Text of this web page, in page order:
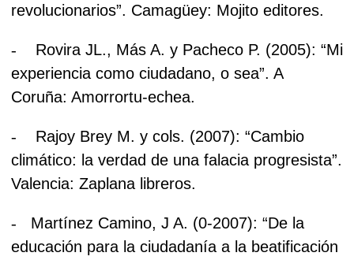
revolucionarios”. Camagüey: Mojito editores.
-
Rovira JL., Más A. y Pacheco P. (2005): “Mi
experiencia como ciudadano, o sea”. A
Coruña: Amorrortu-echea.
-
Rajoy Brey M. y cols. (2007): “Cambio
climático: la verdad de una falacia progresista”.
Valencia: Zaplana libreros.
-
Martínez Camino, J A. (0-2007): “De la
educación para la ciudadanía a la beatificación